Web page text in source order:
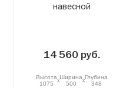
навесной
14 560 руб.
Высота
1075
xШирина
500
xГлубина
348